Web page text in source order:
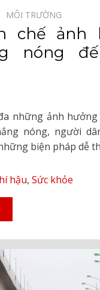
MÔI TRƯỜNG⠀
chế ảnh
nóng
những ảnh hưởng
nóng, người
biện pháp dễ
hậu, Sức khỏe